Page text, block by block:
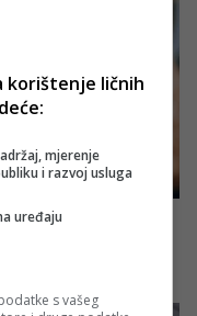
korištenje ličnih
mjerenje
i razvoj usluga
uređaju
s vašeg